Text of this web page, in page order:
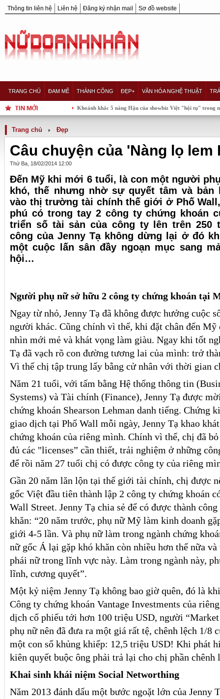
Thông tin liên hệ Liên hệ Đăng ký nhận mail Sơ đồ website
TRANG CHỦ ĐAM MÊ THÀNH CÔNG ĐẸP+ VĂN HÓA NGHỆ THUẬT
Khoảnh khắc 5 nàng Hậu của showbiz Việt "hội tụ" trong một khung
Trang chủ Đẹp
Câu chuyện của 'Nàng lọ lem
Thứ Ba, 18/02/2014 12:00
Đến Mỹ khi mới 6 tuổi, là con một người
khó, thế nhưng nhờ sự quyết tâm và bản
vào thị trường tài chính thế giới ở Phố
phú có trong tay 2 công ty chứng khoán
triển số tài sản của công ty lên trên 250
công của Jenny Tạ không dừng lại ở đó
một cuộc lấn sân đầy ngoạn mục sang
hội…
Người phụ nữ sở hữu 2 công ty chứng khoán tại
Ngay từ nhỏ, Jenny Tạ đã không được hưởng cuộc
người khác. Cũng chính vì thế, khi đặt chân đến Mỹ
nhìn mới mẻ và khát vọng làm giàu. Ngay khi tốt
Tạ đã vạch rõ con đường tương lai của mình: trở
Vì thế chị tập trung lấy bằng cử nhân với thời gian
Năm 21 tuổi, với tấm bằng Hệ thống thông tin
Systems) và Tài chính (Finance), Jenny Tạ được
chứng khoán Shearson Lehman danh tiếng. Chứng
giao dịch tại Phố Wall mỗi ngày, Jenny Tạ khao
chứng khoán của riêng mình. Chính vì thế, chị đã
đủ các "licenses” cần thiết, trải nghiệm ở những
để rồi năm 27 tuổi chị có được công ty của riêng
Gần 20 năm lăn lộn tại thế giới tài chính, chị được
gốc Việt đầu tiên thành lập 2 công ty chứng khoán
Wall Street. Jenny Tạ chia sẻ để có được thành
khăn: “20 năm trước, phụ nữ Mỹ làm kinh doanh
giới 4-5 lần. Và phụ nữ làm trong ngành chứng
nữ gốc Á lại gặp khó khăn còn nhiều hơn thế nữa
phái nữ trong lĩnh vực này. Làm trong ngành này,
lĩnh, cương quyết”.
Một kỷ niệm Jenny Tạ không bao giờ quên, đó là
Công ty chứng khoán Vantage Investments của
dịch cổ phiếu tới hơn 100 triệu USD, người
phụ nữ nên đã đưa ra một giá rất tệ, chênh lệch 1/8
một con số khủng khiếp: 12,5 triệu USD! Khi phát
kiên quyết buộc ông phải trả lại cho chị phần chênh
Khai sinh khái niệm Social Networthing
Năm 2013 đánh dấu một bước ngoặt lớn của Jenny